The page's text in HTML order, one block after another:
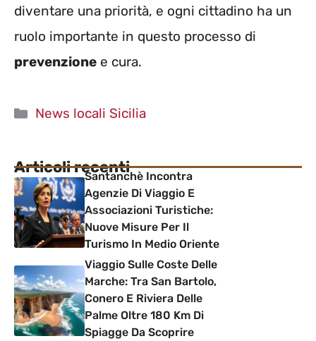
diventare una priorità, e ogni cittadino ha un
ruolo importante in questo processo di
prevenzione e cura.
Categorie
News locali Sicilia
Articoli recentiSantanchè Incontra
Agenzie Di Viaggio E
Associazioni Turistiche:
Nuove Misure Per Il
Turismo In Medio Oriente
Viaggio Sulle Coste Delle
Marche: Tra San Bartolo,
Conero E Riviera Delle
Palme Oltre 180 Km Di
Spiagge Da Scoprire